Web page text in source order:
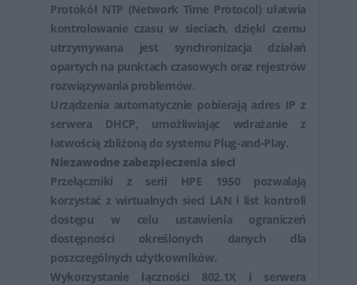
Protokół NTP (Network Time Protocol) ułatwia
kontrolowanie czasu w sieciach, dzięki czemu
utrzymywana jest synchronizacja działań
opartych na punktach czasowych oraz rejestrów
rozwiązywania problemów.
Urządzenia automatycznie pobierają adres IP z
serwera DHCP, umożliwiając wdrażanie z
łatwością zbliżoną do systemu Plug-and-Play.
Niezawodne zabezpieczenia sieci
Przełączniki z serii HPE 1950 pozwalają
korzystać z wirtualnych sieci LAN i list kontroli
dostępu w celu ustawienia ograniczeń
dostępności określonych danych dla
poszczególnych użytkowników.
Wykorzystanie łączności 802.1X i serwera